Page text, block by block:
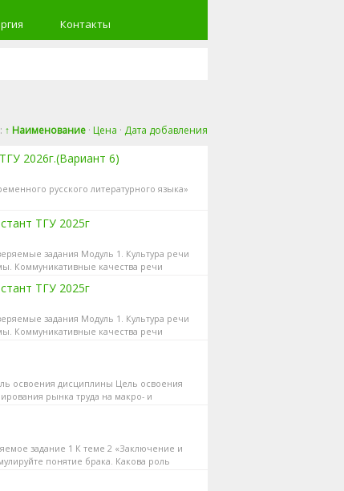
Контакты
↑ Наименование· Цена · Дата добавления
2026г.(Вариант 6)
русского литературного языка»
ТГУ 2025г
задания Модуль 1. Культура речи
Коммуникативные качества речи
ТГУ 2025г
задания Модуль 1. Культура речи
Коммуникативные качества речи
освоения дисциплины Цель освоения
рынка труда на макро- и
задание 1 К теме 2 «Заключение и
понятие брака. Какова роль